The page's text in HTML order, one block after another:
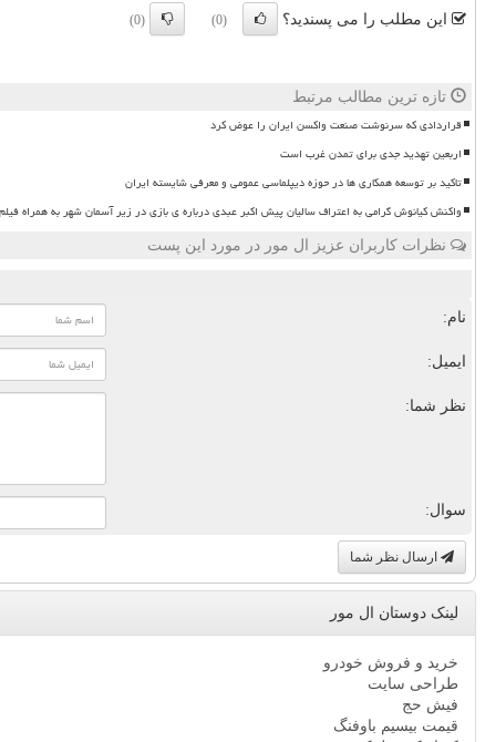
این مطلب را می پسندید؟ (0)
(0)
تازه ترین مطالب مرتبط
قراردادی که سرنوشت صنعت واکسن ایران را عوض کرد
اربعین تهدید جدی برای تمدن غرب است
تاکید بر توسعه همکاری ها در حوزه دیپلماسی عمومی و معرفی شایسته ایران
واکنش کیانوش گرامی به اعتراف سالیان پیش اکبر عبدی درباره ی بازی در زیر آسمان شهر به همراه فیلم
نظرات کاربران عزیز ال مور در مورد این پست
نام:
ایمیل:
نظر شما:
سوال:
ارسال نظر شما
لینک دوستان ال مور
خرید و فروش خودرو
طراحی سایت
فیش حج
قیمت بیسیم باوفنگ